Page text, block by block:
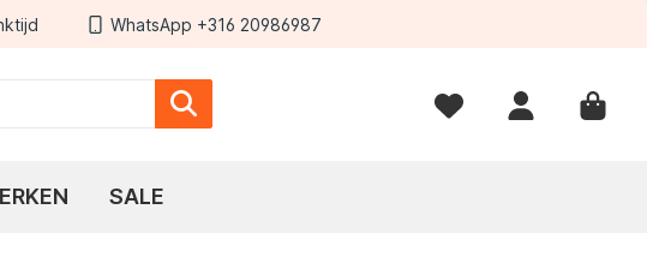
WhatsApp +316 20986987
SALE